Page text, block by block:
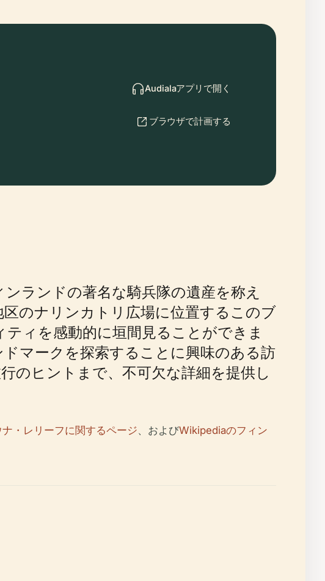
Audialaアプリで開く
ブラウザで計画する
ランドの著名な騎兵隊の遺産を称え
のナリンカトリ広場に位置するこのブ
ィを感動的に垣間見ることができま
マークを探索することに興味のある訪
のヒントまで、不可欠な詳細を提供し
・レリーフに関するページ、およびWikipediaのフィン